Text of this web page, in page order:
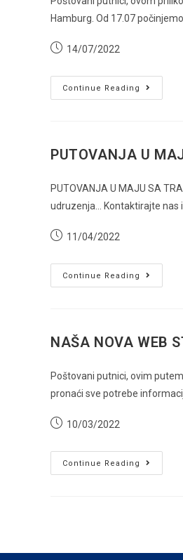
Hamburg. Od 17.07
Post14/07/2022
Continue Reading
NOVI
POLAZAK
PUTOVANJA U
PUTOVANJA U MAJU SA
udruzenja... Kontaktirajte nas
Post11/04/2022
Continue Reading
U
NAŠA NOVA WEB
Poštovani putnici, ovim
pronaći sve potrebe
Post10/03/2022
Continue Reading
NAŠA
NOVA